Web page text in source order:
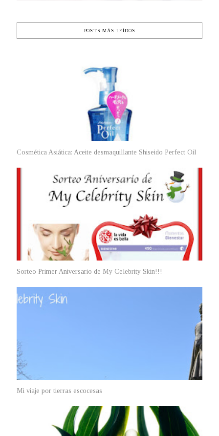
POSTS MÁS LEÍDOS
Cosmética Asiática: Aceite desmaquillante Shiseido Perfect Oil
Sorteo Primer Aniversario de My Celebrity Skin!!!
Mi viaje por tierras escocesas